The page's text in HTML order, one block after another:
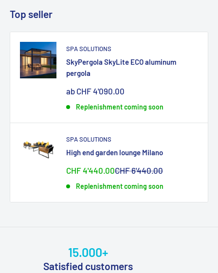
Top seller
SPA SOLUTIONS
SkyPergola SkyLite ECO aluminum
pergola
Sonderpreis
ab CHF 4'090.00
Replenishment coming soon
SPA SOLUTIONS
High end garden lounge Milano
Sonderpreis
CHF 4'440.00Normalpreis
CHF 6'440.00
Replenishment coming soon
15.000+
Satisfied customers